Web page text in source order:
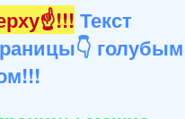
Текст
голубым